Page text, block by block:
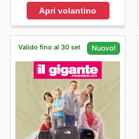
Apri volantino
Valido fino al 30 set Nuovo!